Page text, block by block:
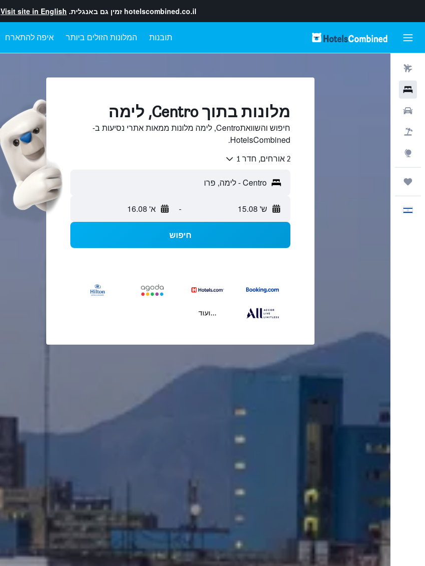
hotelscombined.co.il זמין גם באנגלית. Visit site in English
תובנות המלונות הזולים ביותר איפה להתארח
מלונות בתוך Centro, לימה
חיפוש והשוואתCentro, לימה מלונות ממאות אתרי נסיעות ב-
HotelsCombined.
2 אורחים, חדר 1
ש' 15.08 - א' 16.08
חיפוש
...ועוד